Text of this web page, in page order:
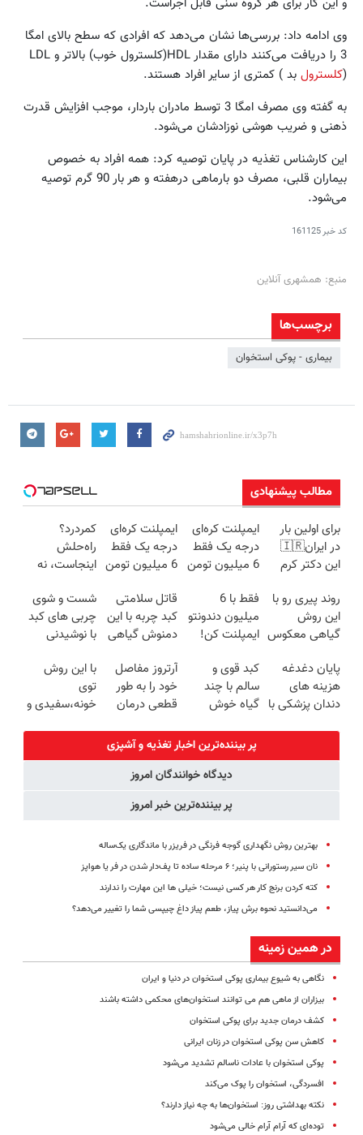
وی ادامه داد: بررسی‌ها نشان می‌دهد که افرادی که سطح بالای امگا
3 را دریافت می‌کنند دارای مقدار HDL(کلسترول خوب) بالاتر و LDL
(کلسترول بد ) کمتری از سایر افراد هستند.
به گفته وی مصرف امگا 3 توسط مادران باردار، موجب افزایش قدرت
ذهنی و ضریب هوشی نوزادشان می‌شود.
این کارشناس تغذیه در پایان توصیه کرد: همه افراد به خصوص
بیماران قلبی، مصرف دو بارماهی درهفته و هر بار 90 گرم توصیه
می‌شود.
کد خبر161125
منبع: همشهری آنلاین
برچسب‌ها
بیماری - پوکی استخوان
مطالب پیشنهادی
برای اولین بار
در ایران🇮🇷
این دکتر کرم
روزه ساخت!
ایمپلنت کره‌ای
درجه یک فقط
6 میلیون تومن
ایمپلنت کره‌ای
درجه یک فقط
6 میلیون تومن
کمردرد؟
راه‌حلش
اینجاست، نه
روند پیری رو با
این روش
گیاهی معکوس
فقط با 6
میلیون دندونتو
ایمپلنت کن!
قاتل سلامتی
کبد چربه با این
دمنوش گیاهی
شست و شوی
چربی های کبد
با نوشیدنی
پایان دغدغه
هزینه های
دندان پزشکی با
کبد قوی و
سالم با چند
گیاه خوش
آرتروز مفاصل
خود را به طور
قطعی درمان
◗پرسش‌نامه◖
با این روش
توی
خونه،سفیدی و
(40%off)
پر بیننده‌ترین اخبار تغذیه و آشپزی
دیدگاه خوانندگان امروز
پر بیننده‌ترین خبر امروز
بهترین روش نگهداری گوجه فرنگی در فریزر با ماندگاری یک‌ساله
نان سیر رستورانی با پنیر؛ ۶ مرحله ساده تا پف‌دار شدن در فر یا هواپز
کته کردن برنج کار هر کسی نیست؛ خیلی ها این مهارت را ندارند
می‌دانستید نحوه برش پیاز، طعم پیاز داغ چیپسی شما را تغییر می‌دهد؟
در همین زمینه
نگاهی به شیوع بیماری پوکی استخوان در دنیا و ایران
بیزاران از ماهی هم می توانند استخوان‌های محکمی داشته باشند
کشف درمان جدید برای پوکی استخوان
کاهش سن پوکی استخوان در زنان ایرانی
پوکی استخوان با عادات ناسالم تشدید می‌شود
افسردگی، استخوان را پوک می‌کند
نکته بهداشتی روز: استخوان‌ها به چه نیاز دارند؟
توده‌ای که آرام آرام خالی می‌شود